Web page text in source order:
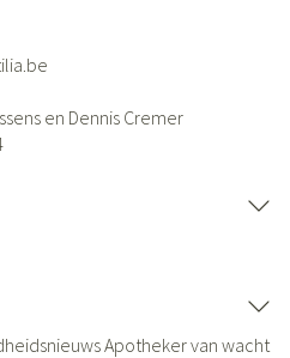
en Dennis Cremer
Apotheker van wacht